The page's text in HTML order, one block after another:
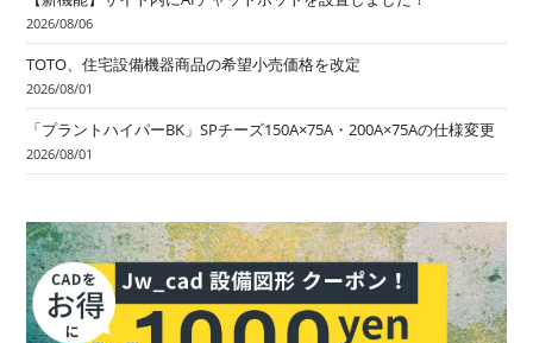
2026/08/06
TOTO、住宅設備機器商品の希望小売価格を改定
2026/08/01
「プラントハイパーBK」SPチーズ150A×75A・200A×75Aの仕様変更
2026/08/01